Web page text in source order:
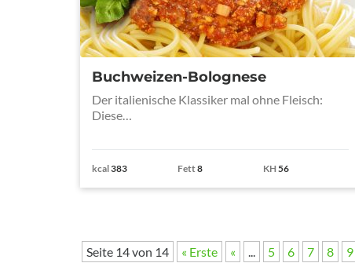
Buchweizen-Bolognese
Der italienische Klassiker mal ohne Fleisch:
Diese…
kcal383 Fett8 KH56
Seite 14 von 14 « Erste « ... 5 6 7 8 9